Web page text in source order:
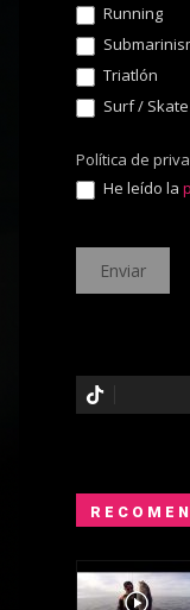
Running
Triatlón
Surf / Skate
Política de
He leído la